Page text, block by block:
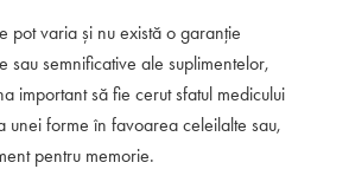
pot varia și nu există o garanție
sau semnificative ale suplimentelor,
important să fie cerut sfatul medicului
unei forme în favoarea celeilalte sau,
pentru memorie.